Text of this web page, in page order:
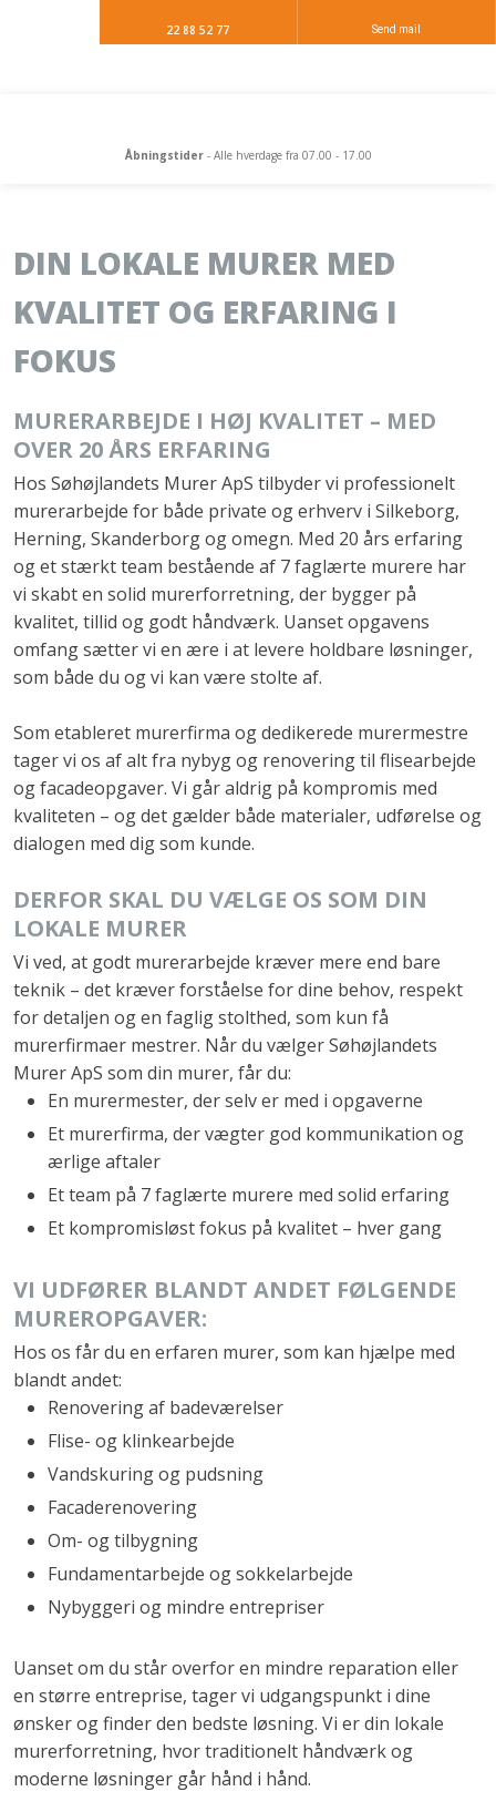
22 88 52 77 Send mail
Åbningstider- Alle hverdage fra 07.00 - 17.00
DIN LOKALE MURER MED
KVALITET OG ERFARING I
FOKUS
MURERARBEJDE I HØJ KVALITET – MED
OVER 20 ÅRS ERFARING
Hos Søhøjlandets Murer ApS tilbyder vi professionelt
murerarbejde for både private og erhverv i Silkeborg,
Herning, Skanderborg og omegn. Med 20 års erfaring
og et stærkt team bestående af 7 faglærte murere har
vi skabt en solid murerforretning, der bygger på
kvalitet, tillid og godt håndværk. Uanset opgavens
omfang sætter vi en ære i at levere holdbare løsninger,
som både du og vi kan være stolte af.
Som etableret murerfirma og dedikerede murermestre
tager vi os af alt fra nybyg og renovering til flisearbejde
og facadeopgaver. Vi går aldrig på kompromis med
kvaliteten – og det gælder både materialer, udførelse og
dialogen med dig som kunde.
DERFOR SKAL DU VÆLGE OS SOM DIN
LOKALE MURER
Vi ved, at godt murerarbejde kræver mere end bare
teknik – det kræver forståelse for dine behov, respekt
for detaljen og en faglig stolthed, som kun få
murerfirmaer mestrer. Når du vælger Søhøjlandets
Murer ApS som din murer, får du:
En murermester, der selv er med i opgaverne
Et murerfirma, der vægter god kommunikation og
ærlige aftaler
Et team på 7 faglærte murere med solid erfaring
Et kompromisløst fokus på kvalitet – hver gang
VI UDFØRER BLANDT ANDET FØLGENDE
MUREROPGAVER:
Hos os får du en erfaren murer, som kan hjælpe med
blandt andet:
Renovering af badeværelser
Flise- og klinkearbejde
Vandskuring og pudsning
Facaderenovering
Om- og tilbygning
Fundamentarbejde og sokkelarbejde
Nybyggeri og mindre entrepriser
Uanset om du står overfor en mindre reparation eller
en større entreprise, tager vi udgangspunkt i dine
ønsker og finder den bedste løsning. Vi er din lokale
murerforretning, hvor traditionelt håndværk og
moderne løsninger går hånd i hånd.